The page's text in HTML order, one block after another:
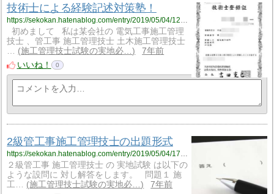
技術士による経験記述対策塾！
https://sekokan.hatenablog.com/entry/2019/05/04/121327
初めまして 私は某会社の 電気工事施工管理
技士 、管工事 施工管理技士 土木施工管理技士
施工管理技士試験の実地必…
7年前
いいね！
0
2級管工事施工管理技士の出題形式
https://sekokan.hatenablog.com/entry/2019/05/04/173851
２級管工事 施工管理技士 の 実地試験 は以下の
ような設問に 対し解答をします。 問題１ 施
施工管理技士試験の実地必…
7年前